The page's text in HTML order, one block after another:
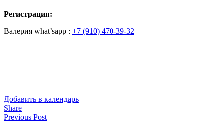
Регистрация:
Валерия what’sapp : +7 (910) 470-39-32
Добавить в календарь
Share
Previous Post